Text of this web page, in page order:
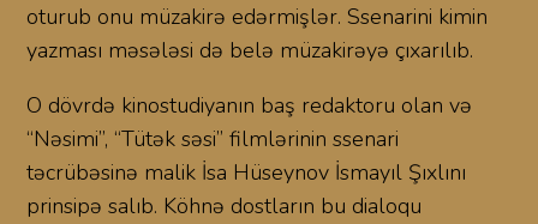
oturub onu müzakirə edərmişlər. Ssenarini kimin
yazması məsələsi də belə müzakirəyə çıxarılıb.
O dövrdə kinostudiyanın baş redaktoru olan və
“Nəsimi”, “Tütək səsi” filmlərinin ssenari
təcrübəsinə malik İsa Hüseynov İsmayıl Şıxlını
prinsipə salıb. Köhnə dostların bu dialoqu